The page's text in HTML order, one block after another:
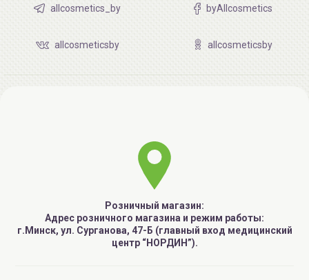
allcosmetics_by byAllcosmetics
allcosmeticsby allcosmeticsby
Розничный магазин:
Адрес розничного магазина и режим работы:
г.Минск, ул. Сурганова, 47-Б (главный вход медицинский
центр “НОРДИН”).